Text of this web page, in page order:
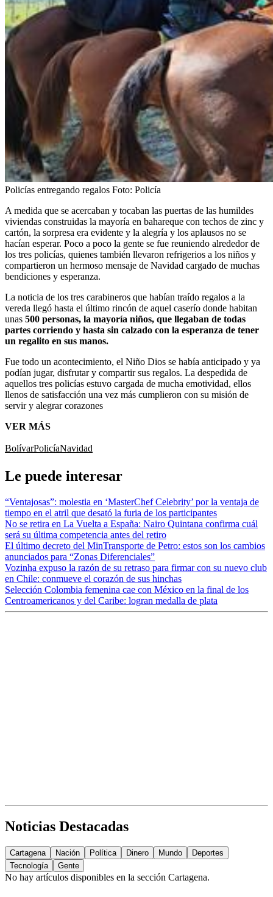
Policías entregando regalos Foto: Policía
A medida que se acercaban y tocaban las puertas de las humildes
viviendas construidas la mayoría en bahareque con techos de zinc y
cartón, la sorpresa era evidente y la alegría y los aplausos no se
hacían esperar. Poco a poco la gente se fue reuniendo alrededor de
los tres policías, quienes también llevaron refrigerios a los niños y
compartieron un hermoso mensaje de Navidad cargado de muchas
bendiciones y esperanza.
La noticia de los tres carabineros que habían traído regalos a la
vereda llegó hasta el último rincón de aquel caserío donde habitan
unas 500 personas, la mayoría niños, que llegaban de todas
partes corriendo y hasta sin calzado con la esperanza de tener
un regalito en sus manos.
Fue todo un acontecimiento, el Niño Dios se había anticipado y ya
podían jugar, disfrutar y compartir sus regalos. La despedida de
aquellos tres policías estuvo cargada de mucha emotividad, ellos
llenos de satisfacción una vez más cumplieron con su misión de
servir y alegrar corazones
VER MÁS
BolívarPolicíaNavidad
Le puede interesar
“Ventajosas”: molestia en ‘MasterChef Celebrity’ por la ventaja de
tiempo en el atril que desató la furia de los participantes
No se retira en La Vuelta a España: Nairo Quintana confirma cuál
será su última competencia antes del retiro
El último decreto del MinTransporte de Petro: estos son los cambios
anunciados para “Zonas Diferenciales”
Vozinha expuso la razón de su retraso para firmar con su nuevo club
en Chile: conmueve el corazón de sus hinchas
Selección Colombia femenina cae con México en la final de los
Centroamericanos y del Caribe: logran medalla de plata
Noticias Destacadas
Cartagena Nación Política Dinero Mundo
Deportes
Tecnología
Gente
No hay artículos disponibles en la sección Cartagena.